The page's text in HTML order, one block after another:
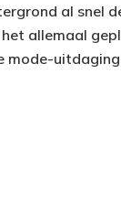
al snel
allemaal
mode-